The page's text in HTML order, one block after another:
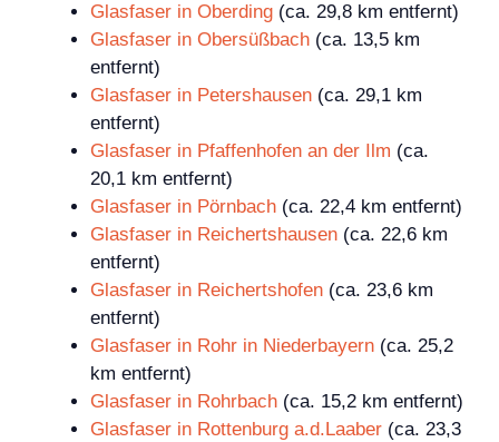
Glasfaser in Oberding (ca. 29,8 km entfernt)
Glasfaser in Obersüßbach (ca. 13,5 km
entfernt)
Glasfaser in Petershausen (ca. 29,1 km
entfernt)
Glasfaser in Pfaffenhofen an der Ilm (ca.
20,1 km entfernt)
Glasfaser in Pörnbach (ca. 22,4 km entfernt)
Glasfaser in Reichertshausen (ca. 22,6 km
entfernt)
Glasfaser in Reichertshofen (ca. 23,6 km
entfernt)
Glasfaser in Rohr in Niederbayern (ca. 25,2
km entfernt)
Glasfaser in Rohrbach (ca. 15,2 km entfernt)
Glasfaser in Rottenburg a.d.Laaber (ca. 23,3